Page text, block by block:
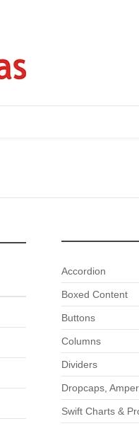
Accordion
Boxed Content
Buttons
Columns
Dividers
Dropcaps,
Swift Charts &